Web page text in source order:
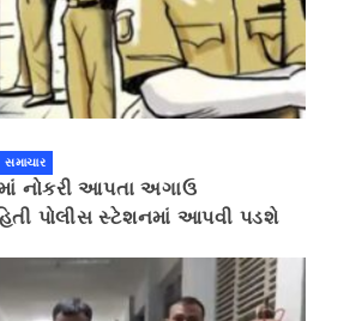
નોકરી આપતા અગાઉ
પોલીસ સ્ટેશનમાં આપવી પડશે